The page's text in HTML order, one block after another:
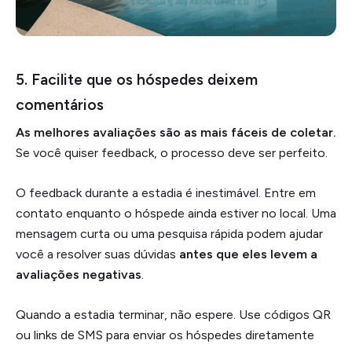
5. Facilite que os hóspedes deixem
comentários
As melhores avaliações são as mais fáceis de coletar.
Se você quiser feedback, o processo deve ser perfeito.
O feedback durante a estadia é inestimável. Entre em
contato enquanto o hóspede ainda estiver no local. Uma
mensagem curta ou uma pesquisa rápida podem ajudar
você a resolver suas dúvidas antes que eles levem a
avaliações negativas.
Quando a estadia terminar, não espere. Use códigos QR
ou links de SMS para enviar os hóspedes diretamente